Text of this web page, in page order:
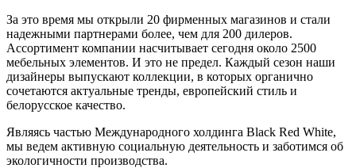
За это время мы открыли 20 фирменных магазинов и стали
надежными партнерами более, чем для 200 дилеров.
Ассортимент компании насчитывает сегодня около 2500
мебельных элементов. И это не предел. Каждый сезон наши
дизайнеры выпускают коллекции, в которых органично
сочетаются актуальные тренды, европейский стиль и
белорусское качество.
Являясь частью Международного холдинга Black Red White,
мы ведем активную социальную деятельность и заботимся об
экологичности производства.